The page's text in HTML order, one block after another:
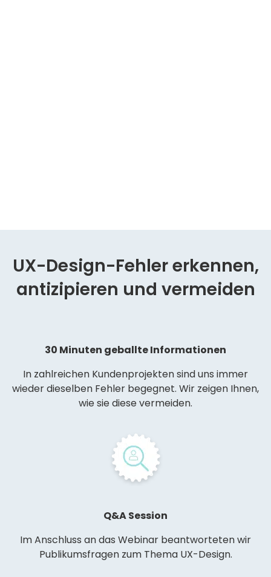
UX-Design-Fehler erkennen,
antizipieren und vermeiden
30 Minuten geballte Informationen
In zahlreichen Kundenprojekten sind uns immer
wieder dieselben Fehler begegnet. Wir zeigen Ihnen,
wie sie diese vermeiden.
Q&A Session
Im Anschluss an das Webinar beantworteten wir
Publikumsfragen zum Thema UX-Design.